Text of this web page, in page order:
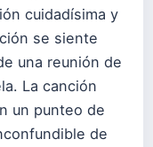
cuidadísima y
se siente
una reunión de
La canción
un punteo de
de